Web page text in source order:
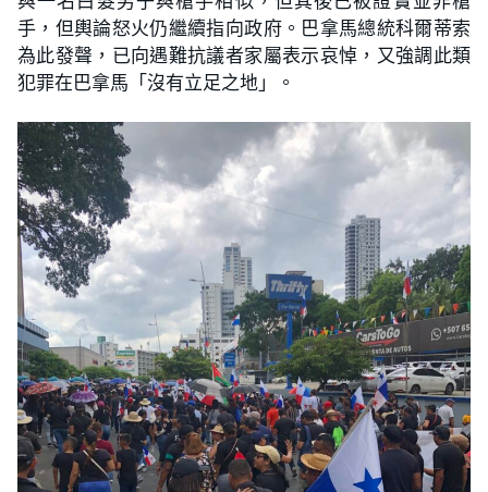
手，但輿論怒火仍繼續指向政府。巴拿馬總統科爾蒂索
為此發聲，已向遇難抗議者家屬表示哀悼，又強調此類
犯罪在巴拿馬「沒有立足之地」。